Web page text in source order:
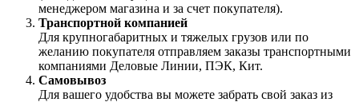
менеджером магазина и за счет покупателя).
Транспортной компанией
Для крупногабаритных и тяжелых грузов или по
желанию покупателя отправляем заказы транспортными
компаниями Деловые Линии, ПЭК, Кит.
Самовывоз
Для вашего удобства вы можете забрать свой заказ из